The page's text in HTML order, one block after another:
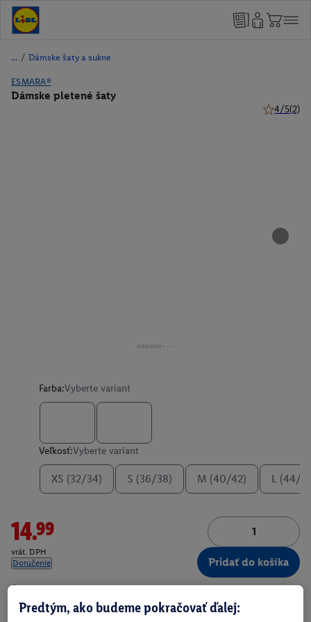
/ Dámske šaty a sukne
ESMARA®
Dámske pletené šaty
4/5(2)
Farba:Vyberte variant
Veľkosť:Vyberte variant
XS (32/34) S (36/38) M (40/42) L (44/
14.99
vrát. DPH
Doručenie
Pridať do košíka
Predtým, ako budeme pokračovať ďalej: